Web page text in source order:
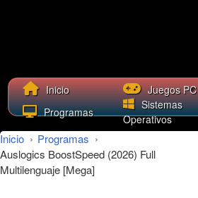
Inicio Juegos PC
Programas
Sistemas
Operativos
Inicio › Programas ›
Auslogics BoostSpeed (2026) Full
Multilenguaje [Mega]